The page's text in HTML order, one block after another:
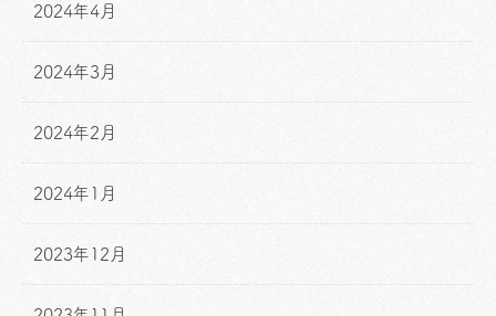
2024年4月
2024年3月
2024年2月
2024年1月
2023年12月